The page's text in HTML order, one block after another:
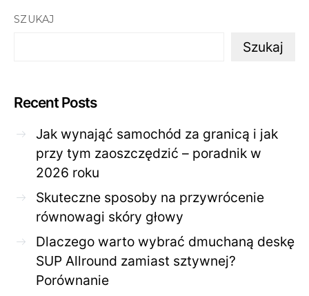
SZUKAJ
Szukaj
Recent Posts
Jak wynająć samochód za granicą i jak
przy tym zaoszczędzić – poradnik w
2026 roku
Skuteczne sposoby na przywrócenie
równowagi skóry głowy
Dlaczego warto wybrać dmuchaną deskę
SUP Allround zamiast sztywnej?
Porównanie